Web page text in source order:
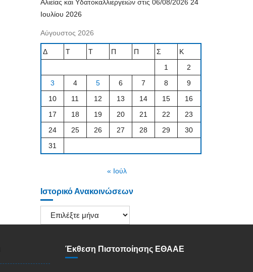
Αλιείας και Υδατοκαλλιεργειών στις 06/08/2026 24
Ιουλίου 2026
Αύγουστος 2026
Δ Τ Τ Π Π Σ
Κ
1
2
3
4 5 6 7 8
9
10
11 12 13 14 15
16
17
18 19 20 21 22
23
24
25 26 27 28 29
30
31
« Ιούλ
Ιστορικό Ανακοινώσεων
Ιστορικό
Ανακοινώσεων
Έκθεση Πιστοποίησης ΕΘΑΑΕ